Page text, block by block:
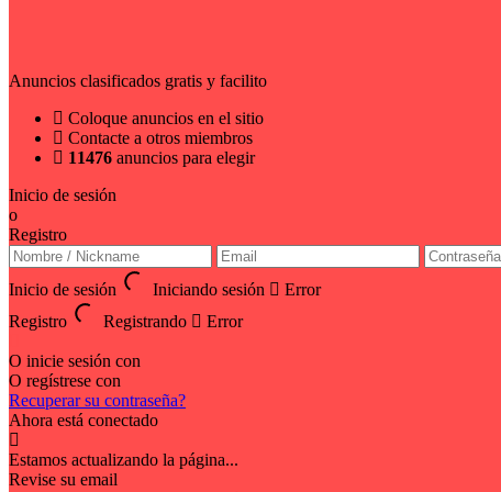
Anuncios clasificados gratis y facilito
Coloque anuncios en el sitio
Contacte a otros miembros
11476 anuncios para elegir
Inicio de sesión
o
Registro
Inicio de sesión Iniciando sesión
Error
Registro
Registrando Error
O inicie sesión con
O regístrese con
Recuperar su contraseña?
Ahora está conectado
Estamos actualizando la página...
Revise su email